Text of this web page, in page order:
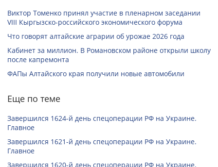
Виктор Томенко принял участие в пленарном заседании
VIII Кыргызско-российского экономического форума
Что говорят алтайские аграрии об урожае 2026 года
Кабинет за миллион. В Романовском районе открыли школу
после капремонта
ФАПы Алтайского края получили новые автомобили
Еще по теме
Завершился 1624-й день спецоперации РФ на Украине.
Главное
Завершился 1621-й день спецоперации РФ на Украине.
Главное
Завершился 1620-й день спецоперации РФ на Украине.